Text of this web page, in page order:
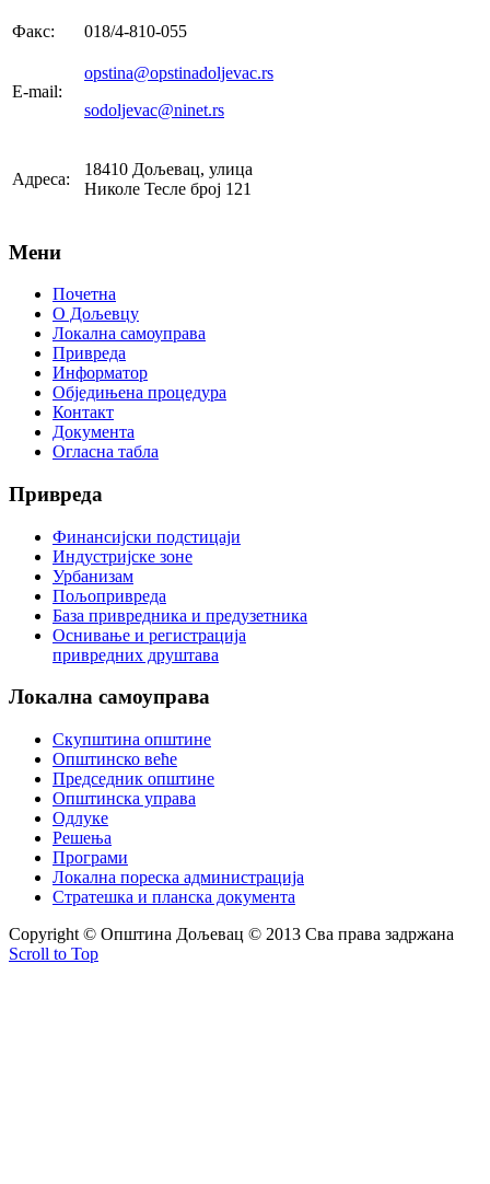
Факс: 018/4-810-055
E-mail:
opstina@opstinadoljevac.rs
sodoljevac@ninet.rs
Адреса:
18410 Дољевац, улица
Николе Тесле број 121
Мени
Почетна
О Дољевцу
Локална самоуправа
Привреда
Информатор
Обједињена процедура
Контакт
Документа
Огласна табла
Привреда
Финансијски подстицаји
Индустријске зоне
Урбанизам
Пољопривреда
База привредника и предузетника
Оснивање и регистрација
привредних друштава
Локална самоуправа
Скупштина општине
Општинско веће
Председник општине
Општинска управа
Одлуке
Решења
Програми
Локална пореска администрација
Стратешка и планска документа
Copyright © Oпштина Дољевац © 2013 Сва права задржана
Scroll to Top